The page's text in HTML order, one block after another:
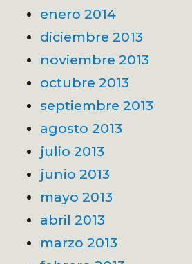
enero 2014
diciembre 2013
noviembre 2013
octubre 2013
septiembre 2013
agosto 2013
julio 2013
junio 2013
mayo 2013
abril 2013
marzo 2013